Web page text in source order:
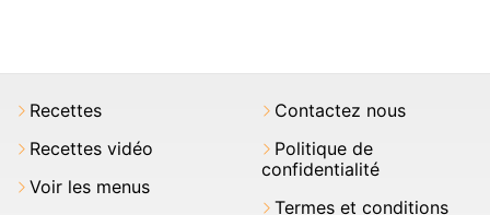
Recettes
Recettes vidéo
Voir les menus
Contactez nous
Politique de
confidentialité
Termes et conditions